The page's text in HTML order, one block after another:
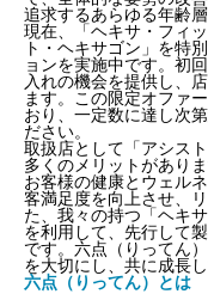
追求するあらゆる年齢
現在、「ヘキサ・フィ
ト・ヘキサゴン」を特
ョンを実施中です。初
入れの機会を提供し、
ます。この限定オファ
おり、一定数に達し次
ださい。
取扱店として「アシス
多くのメリットがありま
お客様の健康とウェル
客満足度を向上させ、
た、我々の持つ「ヘキ
を利用して、先行して
です。六点（りってん
を大切にし、共に成長
六点（りってん）とは